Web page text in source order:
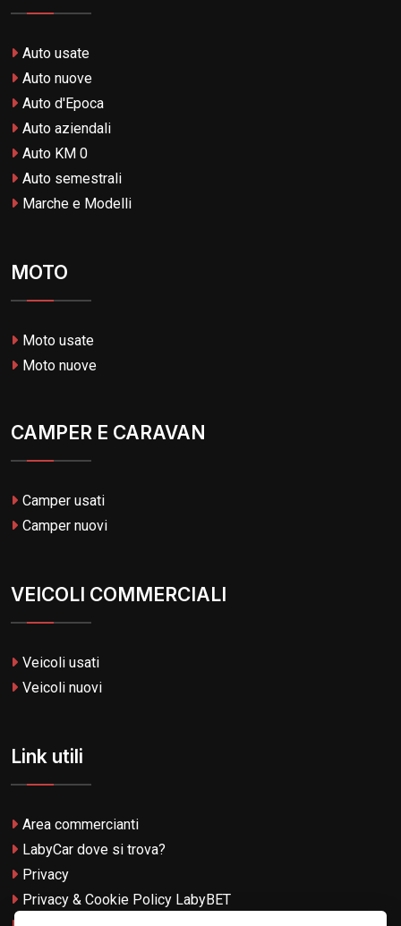
Auto usate
Auto nuove
Auto d'Epoca
Auto aziendali
Auto KM 0
Auto semestrali
Marche e Modelli
MOTO
Moto usate
Moto nuove
CAMPER E CARAVAN
Camper usati
Camper nuovi
VEICOLI COMMERCIALI
Veicoli usati
Veicoli nuovi
Link utili
Area commercianti
LabyCar dove si trova?
Privacy
Privacy & Cookie Policy LabyBET